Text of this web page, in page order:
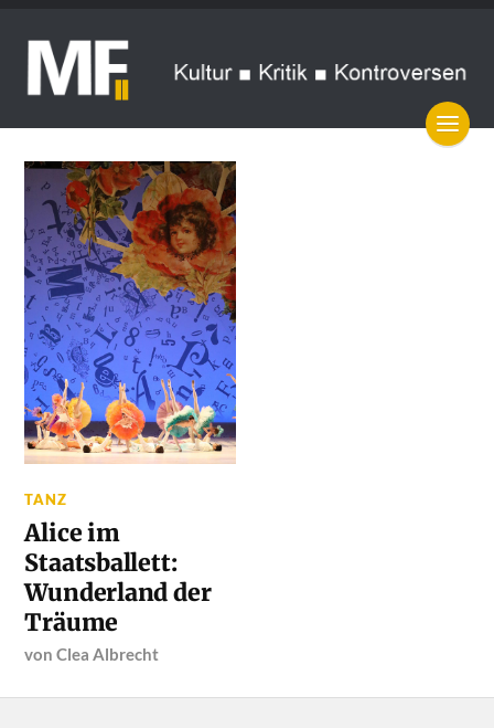
TANZ
Alice im
Staatsballett:
Wunderland der
Träume
vonClea Albrecht